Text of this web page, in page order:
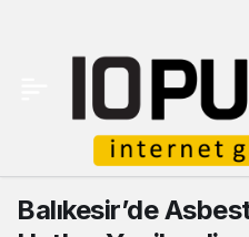
Balıkesir’de